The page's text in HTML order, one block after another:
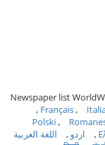
Newspaper list
Français
Polski
اردو
اللغة العربية